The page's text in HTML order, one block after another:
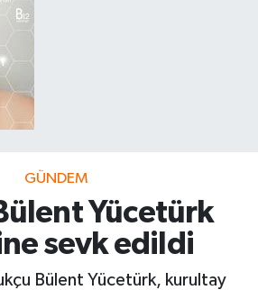
GÜNDEM
Yücetürk
sevk edildi
Bülent Yücetürk, kurultay